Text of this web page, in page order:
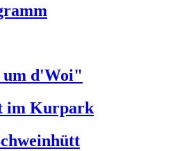
d'Woi"
im Kurpark